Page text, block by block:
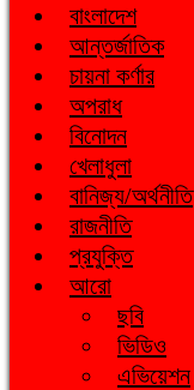
বাংলাদেশ
আন্তর্জাতিক
চায়না কর্ণার
অপরাধ
বিনোদন
খেলাধুলা
বানিজ্য/অর্থনীতি
রাজনীতি
প্রযুক্তি
আরো
ছবি
ভিডিও
এভিয়েশন